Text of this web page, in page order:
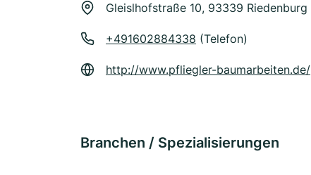
Gleislhofstraße 10, 93339 Riedenburg
+491602884338 (Telefon)
http://www.pfliegler-baumarbeiten.de/
Branchen / Spezialisierungen